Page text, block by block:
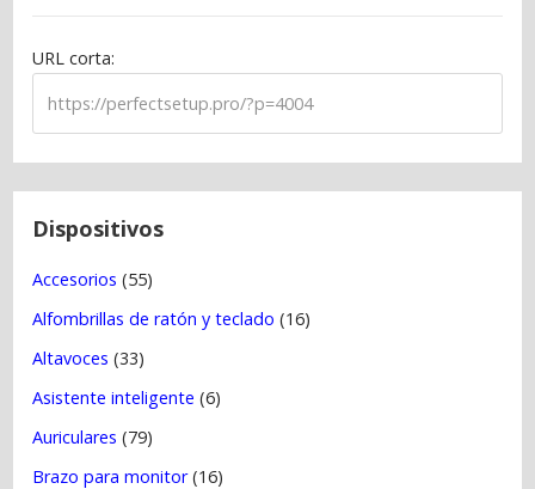
e
n
URL corta:
Dispositivos
Accesorios (55)
Alfombrillas de ratón y teclado (16)
Altavoces (33)
Asistente inteligente (6)
Auriculares (79)
Brazo para monitor(16)